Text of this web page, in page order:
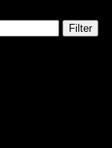
Filter